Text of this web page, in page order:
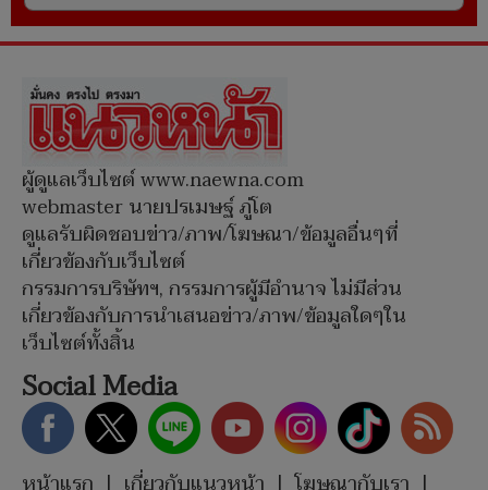
ผู้ดูแลเว็บไซต์ www.naewna.com
webmaster นายปรเมษฐ์ ภู่โต
ดูแลรับผิดชอบข่าว/ภาพ/โฆษณา/ข้อมูลอื่นๆที่
เกี่ยวข้องกับเว็บไซต์
กรรมการบริษัทฯ, กรรมการผู้มีอำนาจ ไม่มีส่วน
เกี่ยวข้องกับการนำเสนอข่าว/ภาพ/ข้อมูลใดๆใน
เว็บไซต์ทั้งสิ้น
Social Media